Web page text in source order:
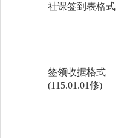
社课签到表格式
签领收据格式
(115.01.01修)